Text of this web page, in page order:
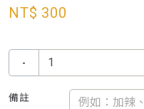
NT$ 300
-
備註